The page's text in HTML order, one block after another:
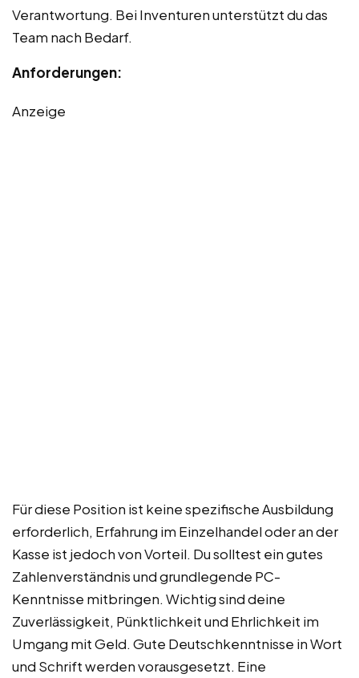
Verantwortung. Bei Inventuren unterstützt du das
Team nach Bedarf.
Anforderungen:
Anzeige
Für diese Position ist keine spezifische Ausbildung
erforderlich, Erfahrung im Einzelhandel oder an der
Kasse ist jedoch von Vorteil. Du solltest ein gutes
Zahlenverständnis und grundlegende PC-
Kenntnisse mitbringen. Wichtig sind deine
Zuverlässigkeit, Pünktlichkeit und Ehrlichkeit im
Umgang mit Geld. Gute Deutschkenntnisse in Wort
und Schrift werden vorausgesetzt. Eine